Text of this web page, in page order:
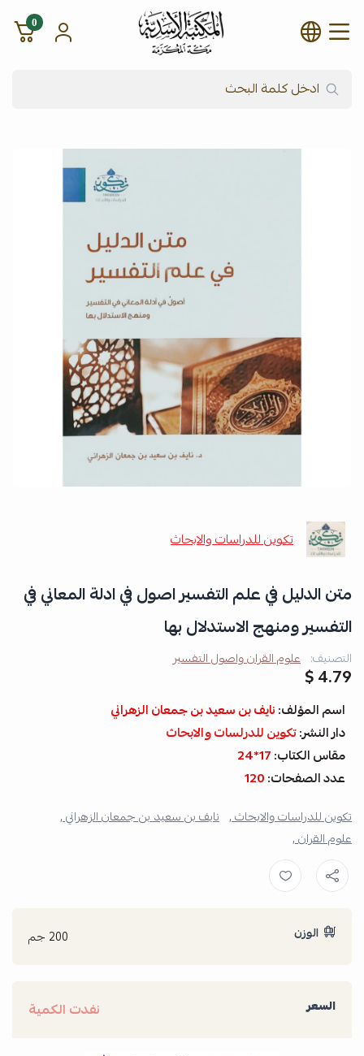
شركة المكتبة الأسدية للنشر
0
تكوين للدراسات والابحاث
متن الدليل في علم التفسير اصول في ادلة المعاني في
التفسير ومنهج الاستدلال بها
التصنيف: علوم القران واصول التفسير
4.79 $
اسم المؤلف:نايف بن سعيد بن جمعان الزهراني
دار النشر:تكوين للدرلسات والابحاث
مقاس الكتاب:17*24
عدد الصفحات:120
تكوين للدراسات والابحاث , نايف بن سعيد بن جمعان الزهراني ,
علوم القران ,
الوزن 200 جم
السعر نفدت الكمية